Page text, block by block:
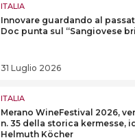
ITALIA
Innovare guardando al
Doc punta sul “Sangiovese
31 Luglio 2026
ITALIA
Merano WineFestival 2026,
n. 35 della storica kermesse,
Helmuth Köcher